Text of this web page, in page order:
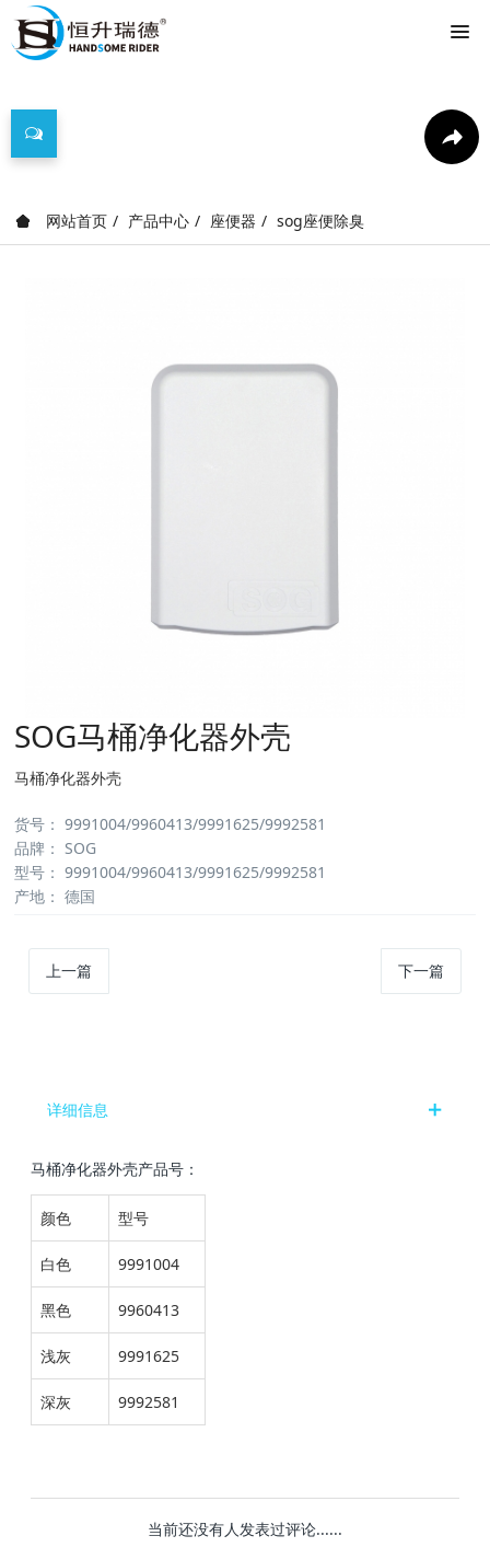
网站首页 产品中心 座便器 sog座便除臭
SOG马桶净化器外壳
马桶净化器外壳
货号： 9991004/9960413/9991625/9992581
品牌： SOG
型号： 9991004/9960413/9991625/9992581
产地： 德国
上一篇 下一篇
详细信息
马桶净化器外壳产品号：
颜色 型号
白色 9991004
黑色 9960413
浅灰 9991625
深灰 9992581
当前还没有人发表过评论......